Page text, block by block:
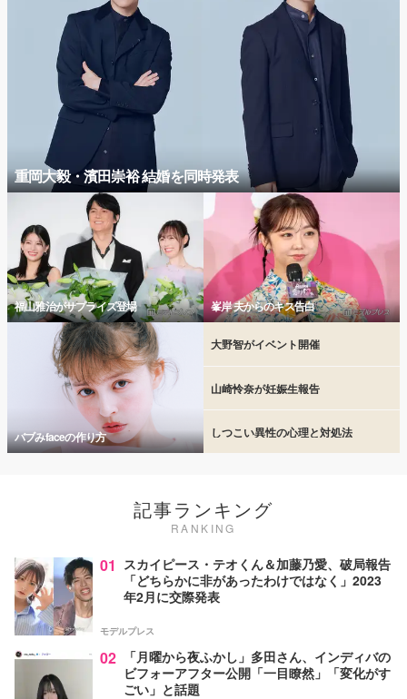
重岡大毅・濱田崇裕 結婚を同時発表
福山雅治がサプライズ登場 峯岸 夫からのキス告白
バブみfaceの作り方
大野智がイベント開催
山崎怜奈が妊娠生報告
しつこい異性の心理と対処法
記事ランキング
RANKING
01
スカイピース・テオくん＆加藤乃愛、破局報告
「どちらかに非があったわけではなく」2023
年2月に交際発表
モデルプレス
02
「月曜から夜ふかし」多田さん、インディバの
ビフォーアフター公開「一目瞭然」「変化がす
ごい」と話題